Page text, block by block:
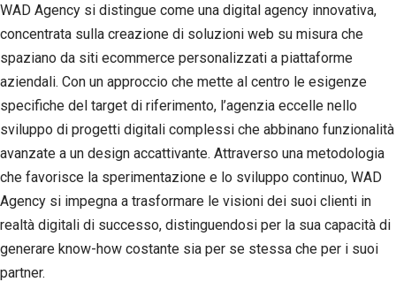
WAD Agency si distingue come una digital agency innovativa,
concentrata sulla creazione di soluzioni web su misura che
spaziano da siti ecommerce personalizzati a piattaforme
aziendali. Con un approccio che mette al centro le esigenze
specifiche del target di riferimento, l’agenzia eccelle nello
sviluppo di progetti digitali complessi che abbinano funzionalità
avanzate a un design accattivante. Attraverso una metodologia
che favorisce la sperimentazione e lo sviluppo continuo, WAD
Agency si impegna a trasformare le visioni dei suoi clienti in
realtà digitali di successo, distinguendosi per la sua capacità di
generare know-how costante sia per se stessa che per i suoi
partner.